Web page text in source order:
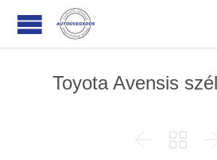
Toyota Avensis
 